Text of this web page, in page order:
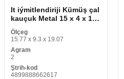
It iýmitlendiriji Kümüş çal
kauçuk Metal 15 x 4 x 15
sm (24 bölek)
Ölçeg
15.77 x 9.3 x 19.07
Agram
2
Ştrih-kod
4899888662617